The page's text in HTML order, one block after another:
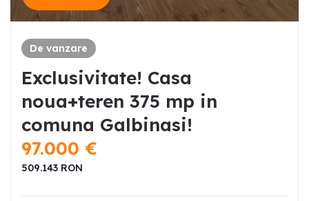
De vanzare
Exclusivitate! Casa
noua+teren 375 mp in
comuna Galbinasi!
97.000 €
509.143 RON